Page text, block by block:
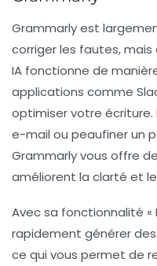
Grammarly est
corriger les fautes,
IA fonctionne de
applications comme
optimiser votre écriture.
e-mail ou peaufiner un
Grammarly vous offre
améliorent la clarté et
Avec sa fonctionnalité «
rapidement générer
ce qui vous permet de